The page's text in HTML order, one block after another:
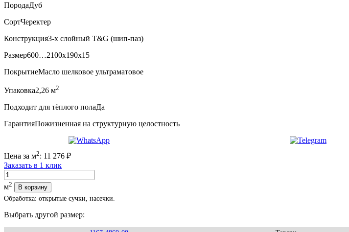
ПородаДуб
СортЧеректер
Конструкция3-х слойный T&G (шип-паз)
Размер600…2100x190x15
ПокрытиеМасло шелковое ультраматовое
Упаковка2,26 м2
Подходит для тёплого полаДа
ГарантияПожизненная на структурную целостность
Цена за м2: 11 276 ₽
Заказать в 1 клик
Количество
м2
В корзину
Обработка: открытые сучки, насечки.
Выбрать другой размер: